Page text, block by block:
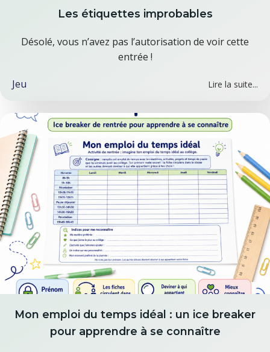
Les étiquettes improbables
Désolé, vous n’avez pas l’autorisation de voir cette
entrée !
Jeu Lire la suite...
Mon emploi du temps idéal : un ice breaker
pour apprendre à se connaître